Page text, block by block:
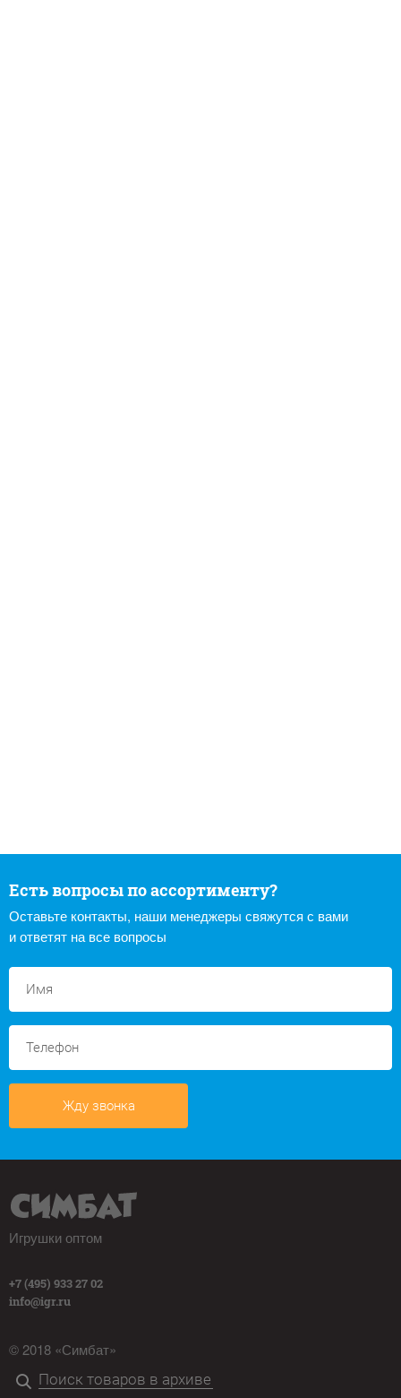
Есть вопросы по ассортименту?
Оставьте контакты, наши менеджеры свяжутся с вами
и ответят на все вопросы
Жду звонка
Игрушки оптом
+7 (495) 933 27 02
info@igr.ru
© 2018 «Симбат»